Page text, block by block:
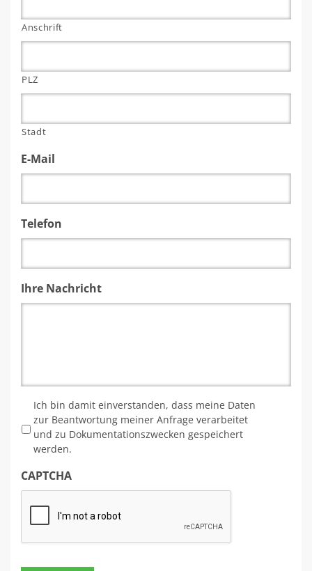
Anschrift
PLZ
Stadt
E-Mail
Telefon
Ihre Nachricht
Ich bin damit einverstanden, dass meine Daten
zur Beantwortung meiner Anfrage verarbeitet
und zu Dokumentationszwecken gespeichert
werden.
CAPTCHA